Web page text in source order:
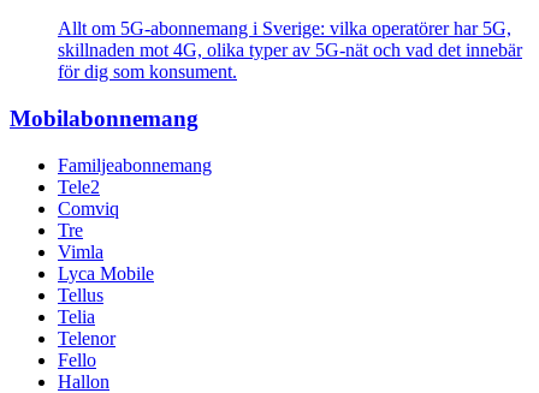
Allt om 5G-abonnemang i Sverige: vilka operatörer har 5G,
skillnaden mot 4G, olika typer av 5G-nät och vad det innebär
för dig som konsument.
Mobilabonnemang
Familjeabonnemang
Tele2
Comviq
Tre
Vimla
Lyca Mobile
Tellus
Telia
Telenor
Fello
Hallon